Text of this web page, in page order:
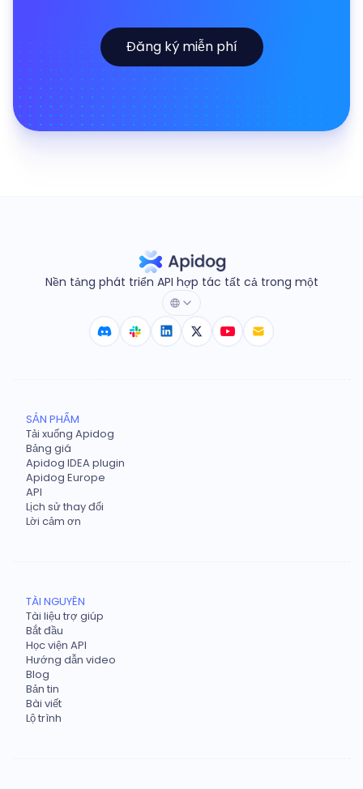
Đăng ký miễn phí
Nền tảng phát triển API hợp tác tất cả trong một
SẢN PHẨM
Tải xuống Apidog
Bảng giá
Apidog IDEA plugin
Apidog Europe
API
Lịch sử thay đổi
Lời cảm ơn
TÀI NGUYÊN
Tài liệu trợ giúp
Bắt đầu
Học viện API
Hướng dẫn video
Blog
Bản tin
Bài viết
Lộ trình